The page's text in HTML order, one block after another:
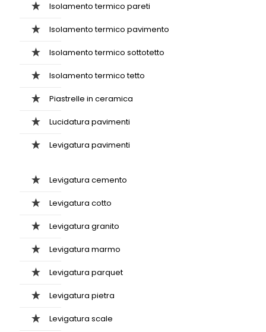
Isolamento termico pareti
Isolamento termico pavimento
Isolamento termico sottotetto
Isolamento termico tetto
Piastrelle in ceramica
Lucidatura pavimenti
Levigatura pavimenti
Levigatura cemento
Levigatura cotto
Levigatura granito
Levigatura marmo
Levigatura parquet
Levigatura pietra
Levigatura scale